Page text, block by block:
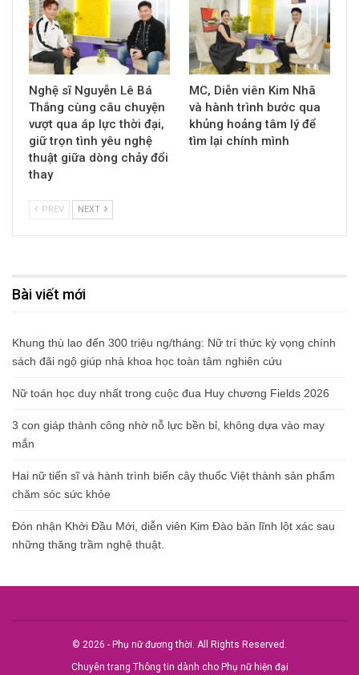
Nghệ sĩ Nguyễn Lê Bá
Thắng cùng câu chuyện
vượt qua áp lực thời đại,
giữ trọn tình yêu nghệ
thuật giữa dòng chảy đổi
thay
MC, Diễn viên Kim Nhã
và hành trình bước qua
khủng hoảng tâm lý để
tìm lại chính mình
PREV NEXT
Bài viết mới
Khung thù lao đến 300 triệu ng/tháng: Nữ trí thức kỳ vọng chính
sách đãi ngộ giúp nhà khoa học toàn tâm nghiên cứu
Nữ toán học duy nhất trong cuộc đua Huy chương Fields 2026
3 con giáp thành công nhờ nỗ lực bền bỉ, không dựa vào may
mắn
Hai nữ tiến sĩ và hành trình biến cây thuốc Việt thành sản phẩm
chăm sóc sức khỏe
Đón nhận Khởi Đầu Mới, diễn viên Kim Đào bản lĩnh lột xác sau
những thăng trầm nghệ thuật.
© 2026 - Phụ nữ đương thời. All Rights Reserved.
Chuyên trang Thông tin dành cho Phụ nữ hiện đại